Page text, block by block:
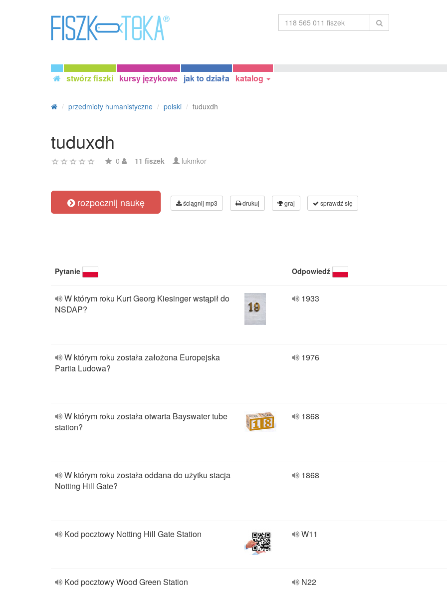
stwórz fiszki kursy językowe jak to działa katalog
przedmioty humanistyczne polski tuduxdh
tuduxdh
0 11 fiszek lukmkor
rozpocznij naukę ściągnij mp3 drukuj graj sprawdź się
Pytanie Odpowiedź
W którym roku Kurt Georg Kiesinger wstąpił do
NSDAP?
1933
W którym roku została założona Europejska
Partia Ludowa?
1976
W którym roku została otwarta Bayswater tube
station?
1868
W którym roku została oddana do użytku stacja
Notting Hill Gate?
1868
Kod pocztowy Notting Hill Gate Station W11
Kod pocztowy Wood Green Station N22